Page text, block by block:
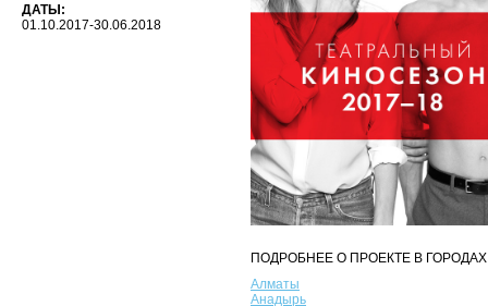
ДАТЫ:
01.10.2017-30.06.2018
ПОДРОБНЕЕ О ПРОЕКТЕ В
Алматы
Анадырь